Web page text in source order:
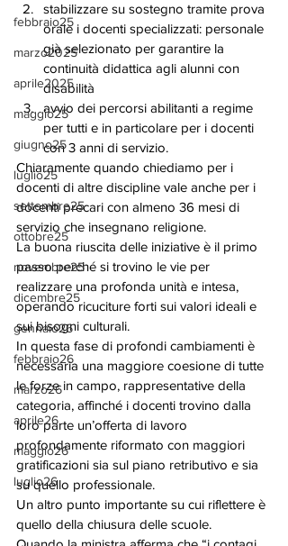
febbraio25
marzo2025
aprile2025
maggio25
giugno25
luglio25
settembre25
ottobre25
novembre25
dicembre25
gennaio26
febbraio26
marzo26
aprile26
maggio26
luglio26
stabilizzare su sostegno tramite prova
orale i docenti specializzati: personale
già selezionato per garantire la
continuità didattica agli alunni con
disabilità
avvio dei percorsi abilitanti a regime
per tutti e in particolare per i docenti
con 3 anni di servizio.
Chiaramente quando chiediamo per i
docenti di altre discipline vale anche per i
docenti precari con almeno 36 mesi di
servizio che insegnano religione.
La buona riuscita delle iniziative è il primo
passo perché si trovino le vie per
realizzare una profonda unità e intesa,
operando ricuciture forti sui valori ideali e
sui bisogni culturali.
In questa fase di profondi cambiamenti è
necessaria una maggiore coesione di tutte
le forze in campo, rappresentative della
categoria, affinché i docenti trovino dalla
loro parte un’offerta di lavoro
profondamente riformato con maggiori
gratificazioni sia sul piano retributivo e sia
su quello professionale.
Un altro punto importante su cui riflettere è
quello della chiusura delle scuole.